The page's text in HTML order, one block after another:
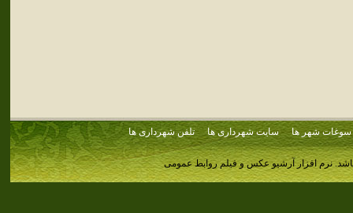
سوغات شهر ها سایت شهرداری ها تلفن شهرداری ها
نرم افزار آرشیو عکس و فیلم روابط عمومی